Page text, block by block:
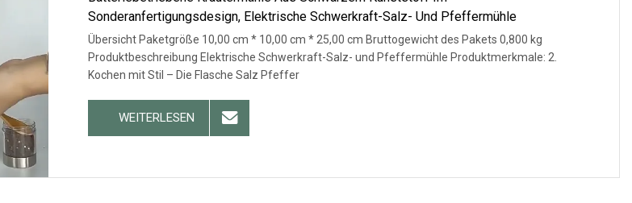
Sonderanfertigungsdesign, Elektrische Schwerkraft-Salz- Und Pfeffermühle
Übersicht Paketgröße 10,00 cm * 10,00 cm * 25,00 cm Bruttogewicht des Pakets 0,800 kg
Produktbeschreibung Elektrische Schwerkraft-Salz- und Pfeffermühle Produktmerkmale: 2.
Kochen mit Stil – Die Flasche Salz Pfeffer
WEITERLESEN